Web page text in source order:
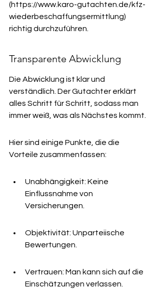
(https://www.karo-gutachten.de/kfz-
wiederbeschaffungsermittlung)
richtig durchzuführen.
Transparente Abwicklung
Die Abwicklung ist klar und
verständlich. Der Gutachter erklärt
alles Schritt für Schritt, sodass man
immer weiß, was als Nächstes kommt.
Hier sind einige Punkte, die die
Vorteile zusammenfassen:
Unabhängigkeit: Keine
Einflussnahme von
Versicherungen.
Objektivität: Unparteiische
Bewertungen.
Vertrauen: Man kann sich auf die
Einschätzungen verlassen.